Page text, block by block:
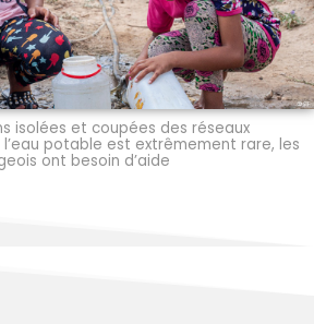
isolées et coupées des réseaux
l’eau potable est extrêmement rare, les
ont besoin d’aide